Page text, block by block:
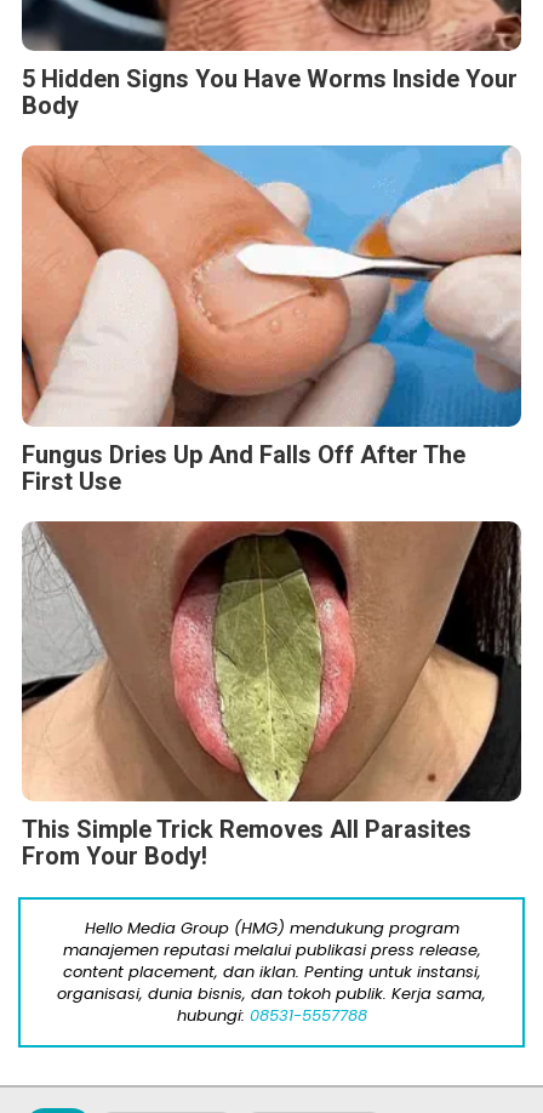
5 Hidden Signs You Have Worms Inside Your
Body
Fungus Dries Up And Falls Off After The
First Use
This Simple Trick Removes All Parasites
From Your Body!
Hello Media Group (HMG) mendukung program
manajemen reputasi melalui publikasi press release,
content placement, dan iklan. Penting untuk instansi,
organisasi, dunia bisnis, dan tokoh publik. Kerja sama,
hubungi: 08531-5557788